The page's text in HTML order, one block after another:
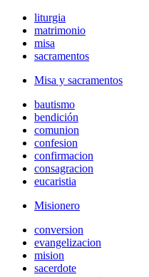
liturgia
matrimonio
misa
sacramentos
Misa y sacramentos
bautismo
bendición
comunion
confesion
confirmacion
consagracion
eucaristia
Misionero
conversion
evangelizacion
mision
sacerdote